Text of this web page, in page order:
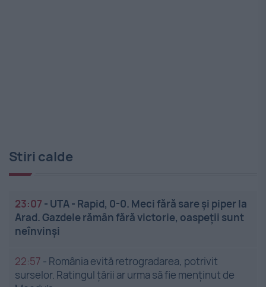
Stiri calde
23:07 - UTA - Rapid, 0-0. Meci fără sare și piper la
Arad. Gazdele rămân fără victorie, oaspeții sunt
neînvinși
22:57 - România evită retrogradarea, potrivit
surselor. Ratingul țării ar urma să fie menținut de